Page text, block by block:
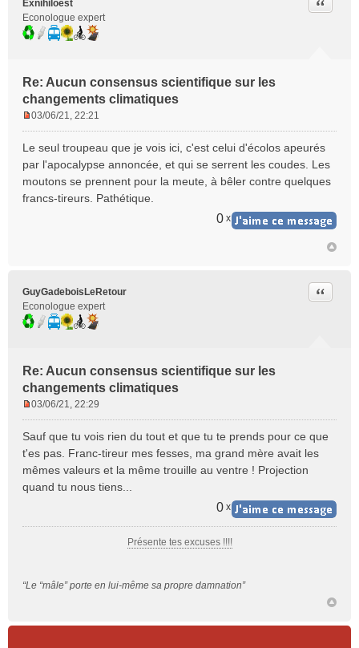
Exnihiloest
Econologue expert
Re: Aucun consensus scientifique sur les
changements climatiques
s
s
a
g
03/06/21, 22:21
Le seul troupeau que je vois ici, c'est celui d'écolos apeurés
par l'apocalypse annoncée, et qui se serrent les coudes. Les
moutons se prennent pour la meute, à bêler contre quelques
francs-tireurs. Pathétique.
0 x
GuyGadeboisLeRetour
Econologue expert
Re: Aucun consensus scientifique sur les
changements climatiques
Citer
s
s
a
g
o
03/06/21, 22:29
Sauf que tu vois rien du tout et que tu te prends pour ce que
t'es pas. Franc-tireur mes fesses, ma grand mère avait les
mêmes valeurs et la même trouille au ventre ! Projection
quand tu nous tiens...
0 x
Présente tes excuses !!!!
“Le “mâle” porte en lui-même sa propre damnation”